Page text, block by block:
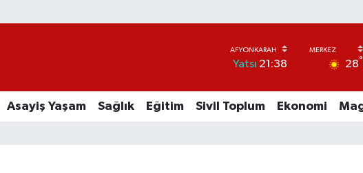
Yatsı 21:38 28°
Asayiş Yaşam Sağlık Eğitim Sivil Toplum Ekonomi